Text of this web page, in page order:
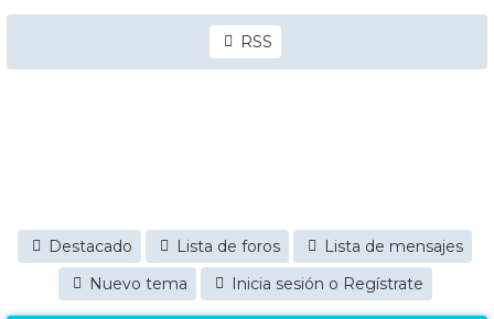
RSS
Destacado Lista de foros
Lista de mensajes
Nuevo tema
Inicia sesión o Regístrate